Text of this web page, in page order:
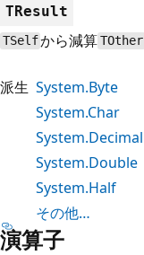
TResult
TSelfから減算TOther
派生 System.Byte
System.Char
System.Decimal
System.Double
System.Half
その他…
演算子